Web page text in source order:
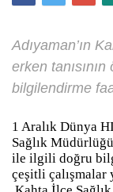
Adıyaman’ın
erken
bilgilendirme
1 Aralık Dünya
Sağlık
ile ilgili doğru
çeşitli çalışmalar